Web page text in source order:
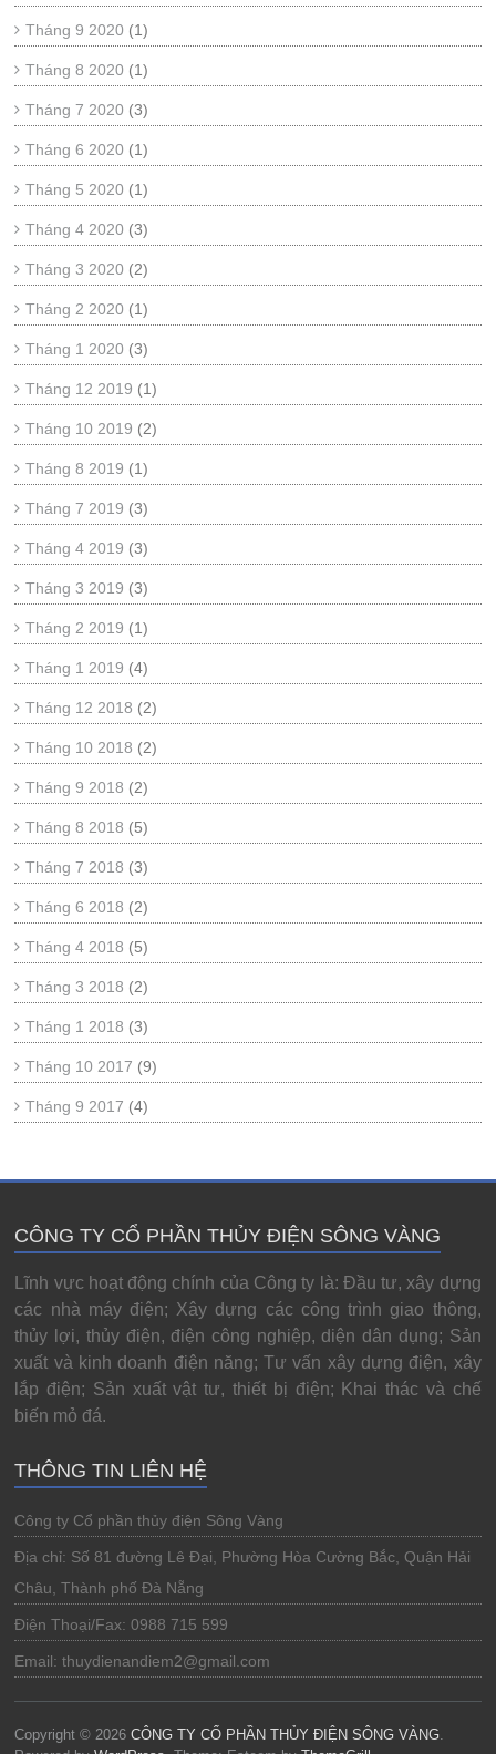
Tháng 9 2020 (1)
Tháng 8 2020 (1)
Tháng 7 2020 (3)
Tháng 6 2020 (1)
Tháng 5 2020 (1)
Tháng 4 2020 (3)
Tháng 3 2020 (2)
Tháng 2 2020 (1)
Tháng 1 2020 (3)
Tháng 12 2019 (1)
Tháng 10 2019 (2)
Tháng 8 2019 (1)
Tháng 7 2019 (3)
Tháng 4 2019 (3)
Tháng 3 2019 (3)
Tháng 2 2019 (1)
Tháng 1 2019 (4)
Tháng 12 2018 (2)
Tháng 10 2018 (2)
Tháng 9 2018 (2)
Tháng 8 2018 (5)
Tháng 7 2018 (3)
Tháng 6 2018 (2)
Tháng 4 2018 (5)
Tháng 3 2018 (2)
Tháng 1 2018 (3)
Tháng 10 2017 (9)
Tháng 9 2017 (4)
CÔNG TY CỔ PHẦN THỦY ĐIỆN SÔNG VÀNG
Lĩnh vực hoạt động chính của Công ty là: Đầu tư, xây dựng
các nhà máy điện; Xây dựng các công trình giao thông,
thủy lợi, thủy điện, điện công nghiệp, diện dân dụng; Sản
xuất và kinh doanh điện năng; Tư vấn xây dựng điện, xây
lắp điện; Sản xuất vật tư, thiết bị điện; Khai thác và chế
biến mỏ đá.
THÔNG TIN LIÊN HỆ
Công ty Cổ phần thủy điện Sông Vàng
Địa chỉ: Số 81 đường Lê Đại, Phường Hòa Cường Bắc, Quận Hải
Châu, Thành phố Đà Nẵng
Điện Thoại/Fax: 0988 715 599
Email: thuydienandiem2@gmail.com
Copyright © 2026CÔNG TY CỔ PHẦN THỦY ĐIỆN SÔNG VÀNG.